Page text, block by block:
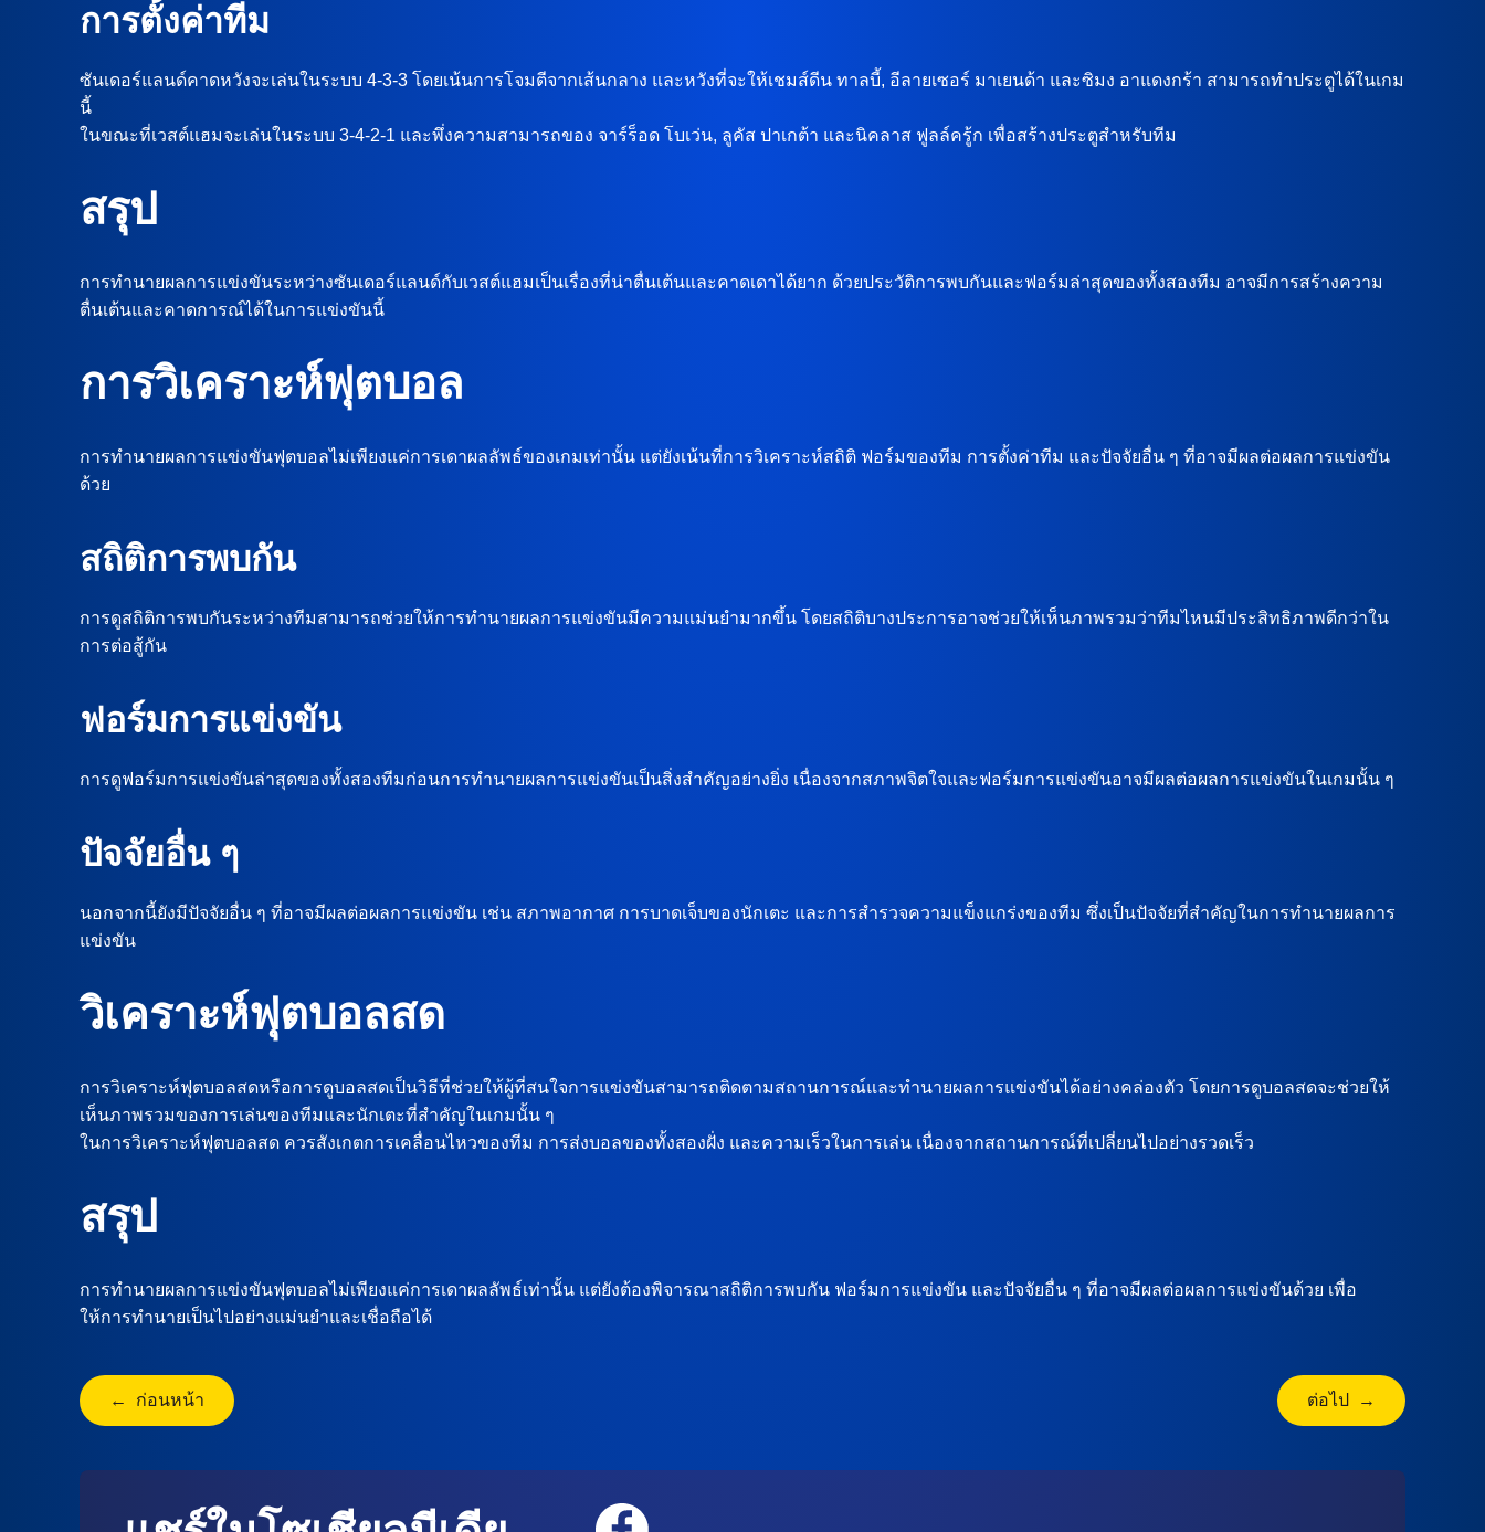
การตั้งค่าทีม
ซันเดอร์แลนด์คาดหวังจะเล่นในระบบ 4-3-3 โดยเน้นการโจมตีจากเส้นกลาง และหวังที่จะให้เชมส์ดีน ทาลบี้, อีลายเซอร์ มาเยนด้า และซิมง อาแดงกร้า สามารถทำประตูได้ในเกม
นี้
ในขณะที่เวสต์แฮมจะเล่นในระบบ 3-4-2-1 และพึ่งความสามารถของ จาร์ร็อด โบเว่น, ลูคัส ปาเกต้า และนิคลาส ฟูลล์ครู้ก เพื่อสร้างประตูสำหรับทีม
สรุป
การทำนายผลการแข่งขันระหว่างซันเดอร์แลนด์กับเวสต์แฮมเป็นเรื่องที่น่าตื่นเต้นและคาดเดาได้ยาก ด้วยประวัติการพบกันและฟอร์มล่าสุดของทั้งสองทีม อาจมีการสร้างความ
ตื่นเต้นและคาดการณ์ได้ในการแข่งขันนี้
การวิเคราะห์ฟุตบอล
การทำนายผลการแข่งขันฟุตบอลไม่เพียงแค่การเดาผลลัพธ์ของเกมเท่านั้น แต่ยังเน้นที่การวิเคราะห์สถิติ ฟอร์มของทีม การตั้งค่าทีม และปัจจัยอื่น ๆ ที่อาจมีผลต่อผลการแข่งขัน
ด้วย
สถิติการพบกัน
การดูสถิติการพบกันระหว่างทีมสามารถช่วยให้การทำนายผลการแข่งขันมีความแม่นยำมากขึ้น โดยสถิติบางประการอาจช่วยให้เห็นภาพรวมว่าทีมไหนมีประสิทธิภาพดีกว่าใน
การต่อสู้กัน
ฟอร์มการแข่งขัน
การดูฟอร์มการแข่งขันล่าสุดของทั้งสองทีมก่อนการทำนายผลการแข่งขันเป็นสิ่งสำคัญอย่างยิ่ง เนื่องจากสภาพจิตใจและฟอร์มการแข่งขันอาจมีผลต่อผลการแข่งขันในเกมนั้น ๆ
ปัจจัยอื่น ๆ
นอกจากนี้ยังมีปัจจัยอื่น ๆ ที่อาจมีผลต่อผลการแข่งขัน เช่น สภาพอากาศ การบาดเจ็บของนักเตะ และการสำรวจความแข็งแกร่งของทีม ซึ่งเป็นปัจจัยที่สำคัญในการทำนายผลการ
แข่งขัน
วิเคราะห์ฟุตบอลสด
การวิเคราะห์ฟุตบอลสดหรือการดูบอลสดเป็นวิธีที่ช่วยให้ผู้ที่สนใจการแข่งขันสามารถติดตามสถานการณ์และทำนายผลการแข่งขันได้อย่างคล่องตัว โดยการดูบอลสดจะช่วยให้
เห็นภาพรวมของการเล่นของทีมและนักเตะที่สำคัญในเกมนั้น ๆ
ในการวิเคราะห์ฟุตบอลสด ควรสังเกตการเคลื่อนไหวของทีม การส่งบอลของทั้งสองฝั่ง และความเร็วในการเล่น เนื่องจากสถานการณ์ที่เปลี่ยนไปอย่างรวดเร็ว
สรุป
การทำนายผลการแข่งขันฟุตบอลไม่เพียงแค่การเดาผลลัพธ์เท่านั้น แต่ยังต้องพิจารณาสถิติการพบกัน ฟอร์มการแข่งขัน และปัจจัยอื่น ๆ ที่อาจมีผลต่อผลการแข่งขันด้วย เพื่อ
ให้การทำนายเป็นไปอย่างแม่นยำและเชื่อถือได้
← ก่อนหน้า ต่อไป →